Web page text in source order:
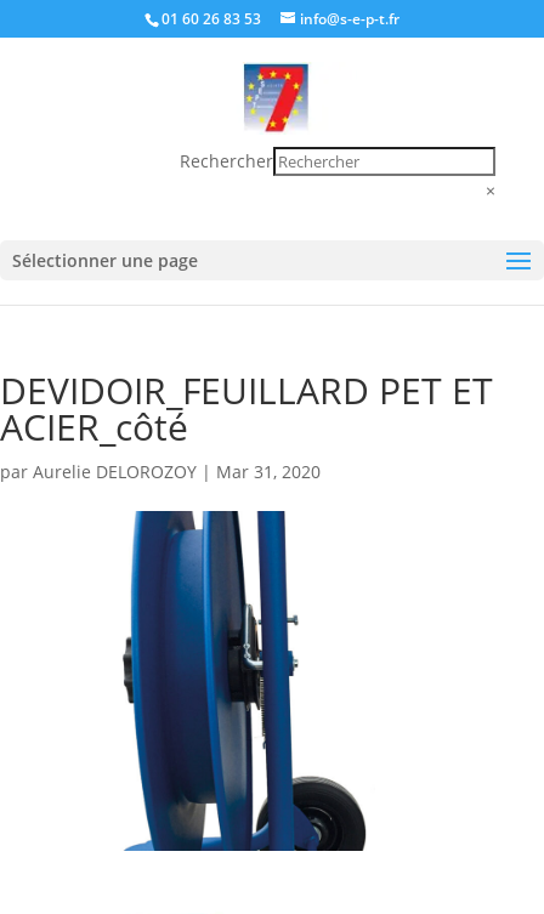
01 60 26 83 53 info@s-e-p-t.fr
Rechercher
×
Sélectionner une page
DEVIDOIR_FEUILLARD PET ET
ACIER_côté
par Aurelie DELOROZOY | Mar 31, 2020